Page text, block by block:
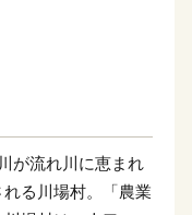
が流れ川に恵まれ
る川場村。「農業